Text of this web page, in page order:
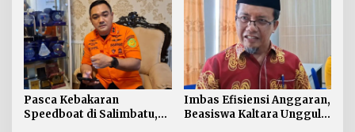
Pasca Kebakaran
Speedboat di Salimbatu,
Imbas Efisiensi Anggaran,
Beasiswa Kaltara Unggul